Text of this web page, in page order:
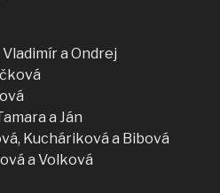
Vladimír a Ondrej
a Ján
Kucháriková a Bibová
a Volková